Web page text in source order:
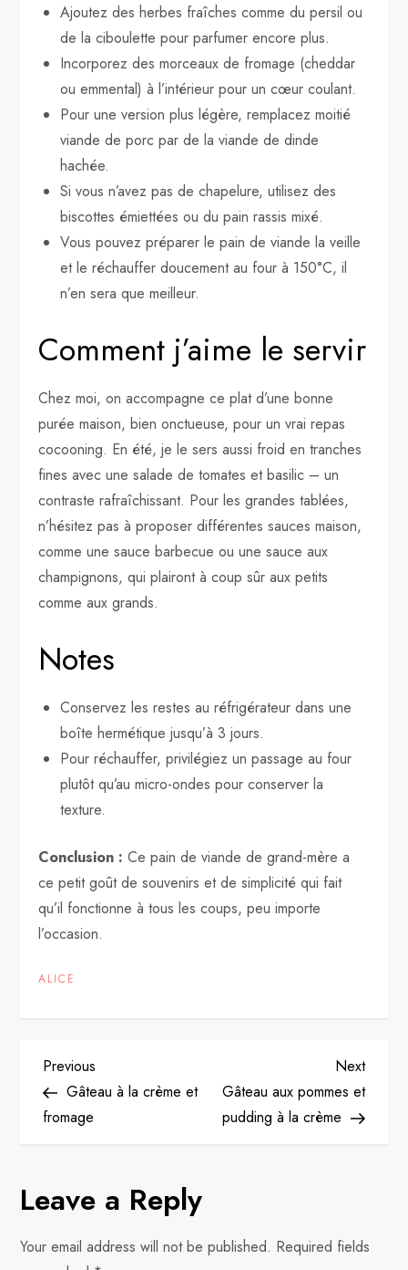
Ajoutez des herbes fraîches comme du persil ou
de la ciboulette pour parfumer encore plus.
Incorporez des morceaux de fromage (cheddar
ou emmental) à l’intérieur pour un cœur coulant.
Pour une version plus légère, remplacez moitié
viande de porc par de la viande de dinde
hachée.
Si vous n’avez pas de chapelure, utilisez des
biscottes émiettées ou du pain rassis mixé.
Vous pouvez préparer le pain de viande la veille
et le réchauffer doucement au four à 150°C, il
n’en sera que meilleur.
Comment j’aime le servir
Chez moi, on accompagne ce plat d’une bonne
purée maison, bien onctueuse, pour un vrai repas
cocooning. En été, je le sers aussi froid en tranches
fines avec une salade de tomates et basilic – un
contraste rafraîchissant. Pour les grandes tablées,
n’hésitez pas à proposer différentes sauces maison,
comme une sauce barbecue ou une sauce aux
champignons, qui plairont à coup sûr aux petits
comme aux grands.
Notes
Conservez les restes au réfrigérateur dans une
boîte hermétique jusqu’à 3 jours.
Pour réchauffer, privilégiez un passage au four
plutôt qu’au micro-ondes pour conserver la
texture.
Conclusion : Ce pain de viande de grand-mère a
ce petit goût de souvenirs et de simplicité qui fait
qu’il fonctionne à tous les coups, peu importe
l’occasion.
ALICE
P
o
t
n
Previous
Post
Previous
Gâteau à la crème et
fromage
Next
Post
Next
Gâteau aux pommes et
pudding à la crème
Leave a Reply
Your email address will not be published. Required fields